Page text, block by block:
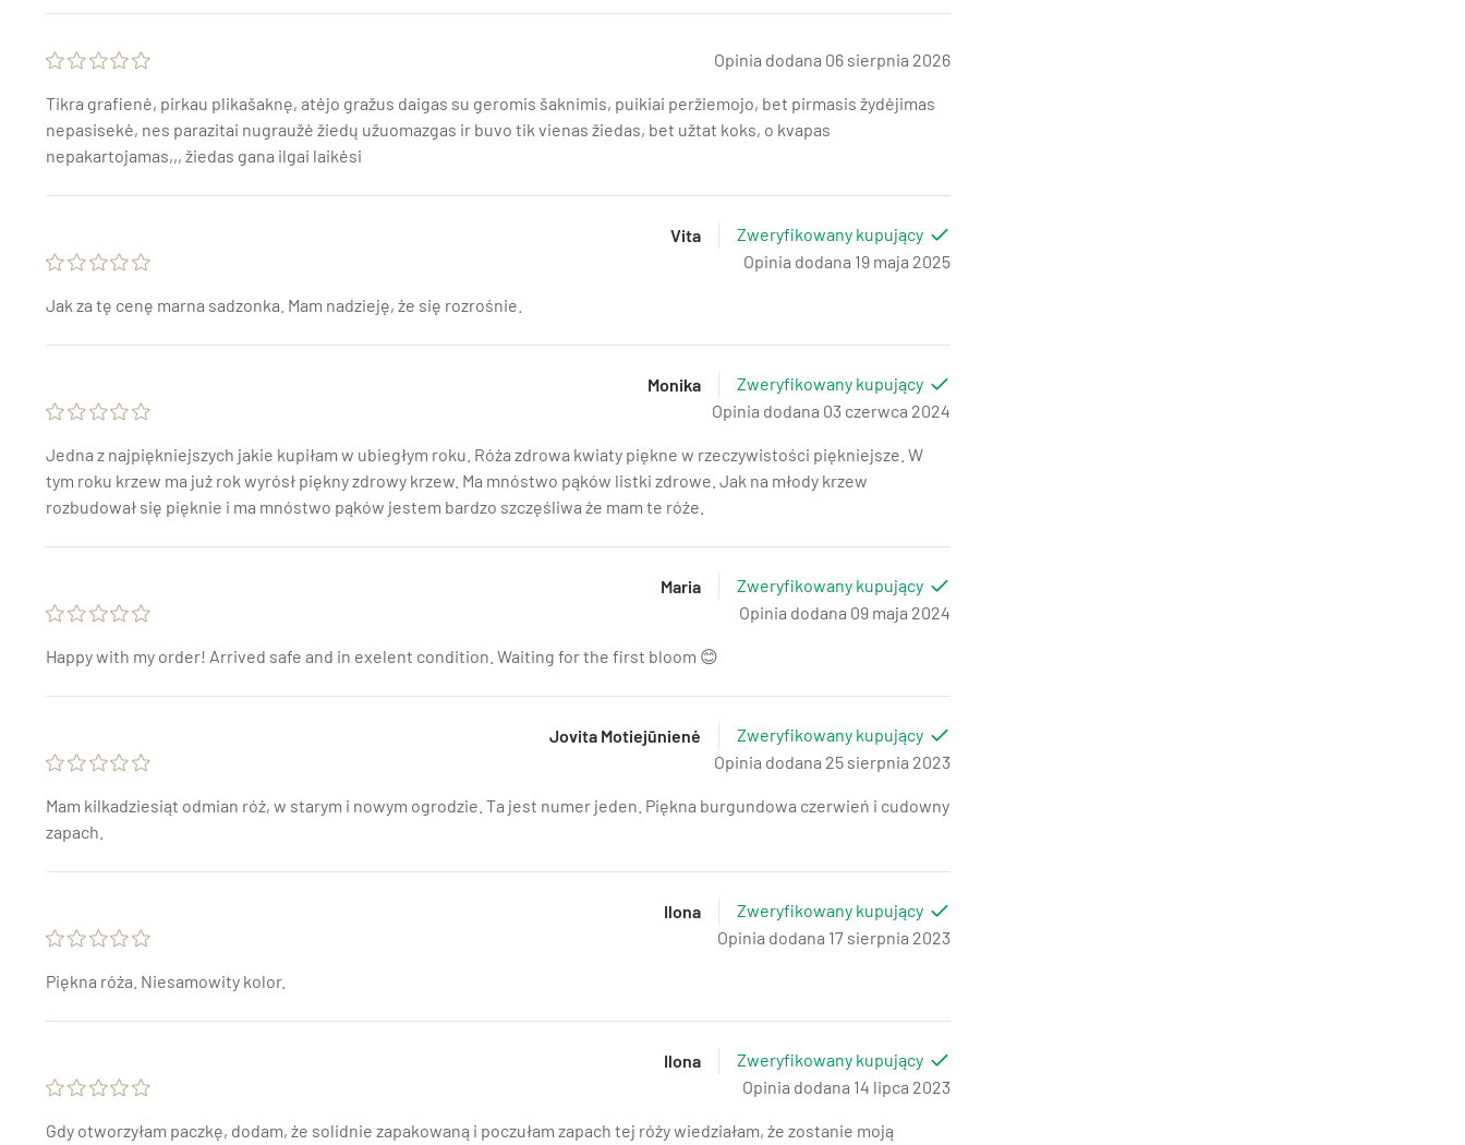
Tikra grafienė, pirkau plikašaknę, atėjo gražus daigas su geromis šaknimis, puikiai peržiemojo, bet pirmasis žydėjimas
nepasisekė, nes parazitai nugraužė žiedų užuomazgas ir buvo tik vienas žiedas, bet užtat koks, o kvapas
nepakartojamas,,, žiedas gana ilgai laikėsi
Vita Zweryfikowany kupujący
Opinia dodana 06 sierpnia 2026
Jak za tę cenę marna sadzonka. Mam nadzieję, że się rozrośnie.
Monika Zweryfikowany kupujący
Opinia dodana 19 maja 2025
Jedna z najpiękniejszych jakie kupiłam w ubiegłym roku. Róża zdrowa kwiaty piękne w rzeczywistości piękniejsze. W
tym roku krzew ma już rok wyrósł piękny zdrowy krzew. Ma mnóstwo pąków listki zdrowe. Jak na młody krzew
rozbudował się pięknie i ma mnóstwo pąków jestem bardzo szczęśliwa że mam te róże.
Maria Zweryfikowany kupujący
Opinia dodana 03 czerwca 2024
Happy with my order! Arrived safe and in exelent condition. Waiting for the first bloom 😊
Jovita Motiejūnienė Zweryfikowany kupujący
Opinia dodana 09 maja 2024
Mam kilkadziesiąt odmian róż, w starym i nowym ogrodzie. Ta jest numer jeden. Piękna burgundowa czerwień i cudowny
zapach.
Ilona Zweryfikowany kupujący
Opinia dodana 25 sierpnia 2023
Piękna róża. Niesamowity kolor.
Ilona Zweryfikowany kupujący
Opinia dodana 17 sierpnia 2023
Gdy otworzyłam paczkę, dodam, że solidnie zapakowaną i poczułam zapach tej róży wiedziałam, że zostanie moją
Opinia dodana 14 lipca 2023